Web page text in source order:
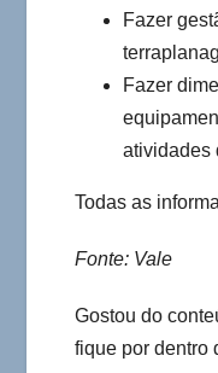
Fazer
Fazer
atividades
Todas as
Fonte: Vale
Gostou do
fique por dentro